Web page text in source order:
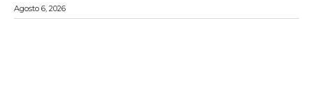
Agosto 6, 2026